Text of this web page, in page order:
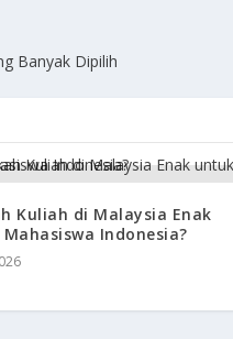
Banyak Dipilih
Kuliah di Malaysia Enak
Indonesia?